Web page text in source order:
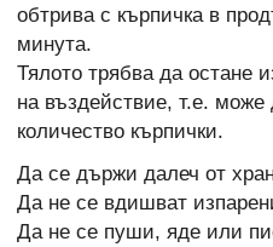
обтрива с кърпичка в
минута.
Тялото трябва да остане
на въздействие, т.е.
количество кърпички.
Да се държи далеч от
Да не се вдишват
Да не се пуши, яде или